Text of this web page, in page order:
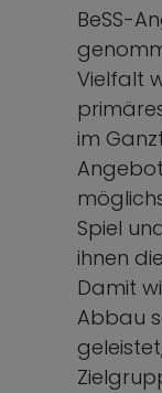
BeSS-
Vielfalt
im
Spiel
ihnen
Damit
Abbau